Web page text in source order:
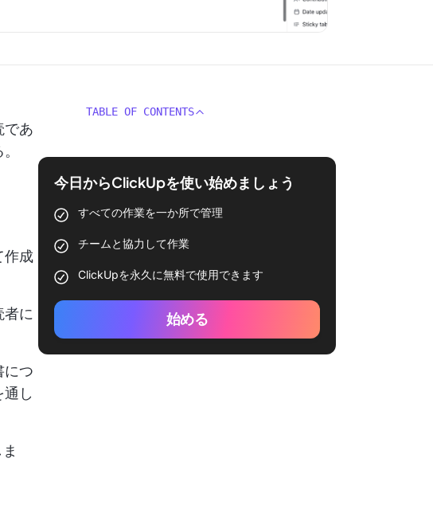
であ
作成
者に
につ
し
TABLE OF CONTENTS
今日からClickUpを使い始めましょう
すべての作業を一か所で管理
チームと協力して作業
ClickUpを永久に無料で使用できます
始める